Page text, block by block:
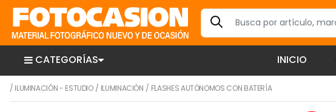
CATEGORÍAS INICIO
/ ILUMINACIÓN - ESTUDIO/ ILUMINACIÓN / FLASHES AUTÓNOMOS CON BATERÍA